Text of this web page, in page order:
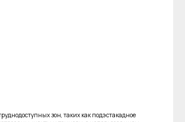
зон, таких как подэстакадное